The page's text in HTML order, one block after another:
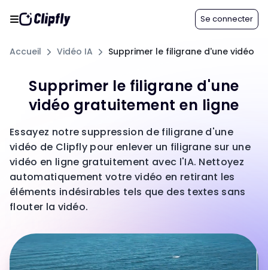
Se connecter
Accueil Vidéo IA Supprimer le filigrane d'une vidéo
Supprimer le filigrane d'une
vidéo gratuitement en ligne
Essayez notre suppression de filigrane d'une
vidéo de Clipfly pour enlever un filigrane sur une
vidéo en ligne gratuitement avec l'IA. Nettoyez
automatiquement votre vidéo en retirant les
éléments indésirables tels que des textes sans
flouter la vidéo.